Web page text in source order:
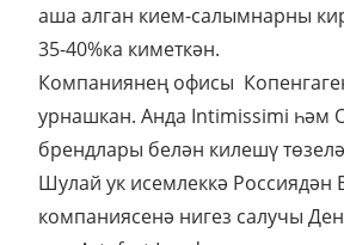
аша алган кием-салымнарны
35-40%ка киметкән.
Компаниянең офисы
урнашкан. Анда Intimissimi һәм
брендлары белән килешү
Шулай ук исемлеккә Россиядән
компаниясенә нигез салучы